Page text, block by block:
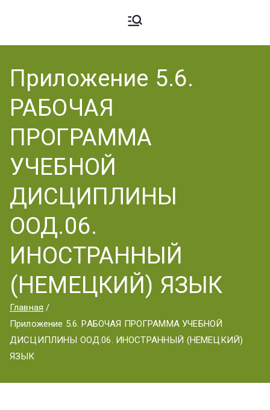
Ардато
вский
Аграрн
Техник
ум
аграрный
Приложение 5.6.
РАБОЧАЯ
ПРОГРАММА
УЧЕБНОЙ
ДИСЦИПЛИНЫ
ООД.06.
ИНОСТРАННЫЙ
(НЕМЕЦКИЙ) ЯЗЫК
Главная
Приложение 5.6. РАБОЧАЯ ПРОГРАММА УЧЕБНОЙ
ДИСЦИПЛИНЫ ООД.06. ИНОСТРАННЫЙ (НЕМЕЦКИЙ)
ЯЗЫК